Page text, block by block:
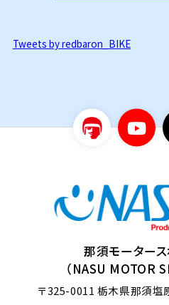
Tweets by redbaron_BIKE
那須モーター
（NASU MOTOR
〒325-0011 栃木県那須塩